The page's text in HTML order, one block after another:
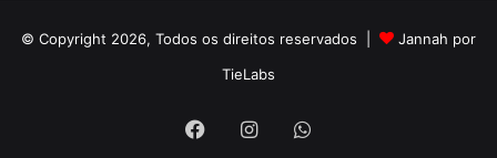
© Copyright 2026, Todos os direitos reservados |
Jannah por
TieLabs
FacebookInstagramWhatsApp